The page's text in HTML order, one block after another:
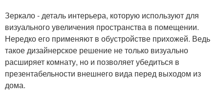
Зеркало - деталь интерьера, которую используют для
визуального увеличения пространства в помещении.
Нередко его применяют в обустройстве прихожей. Ведь
такое дизайнерское решение не только визуально
расширяет комнату, но и позволяет убедиться в
презентабельности внешнего вида перед выходом из
дома.